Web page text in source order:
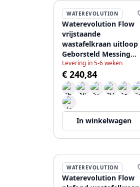
WATEREVOLUTION
Waterevolution Flow
vrijstaande
wastafelkraan uitloop
Geborsteld Messing
T1677LE
Levering in 5-6 weken
€ 240,84
In winkelwagen
WATEREVOLUTION
Waterevolution Flow